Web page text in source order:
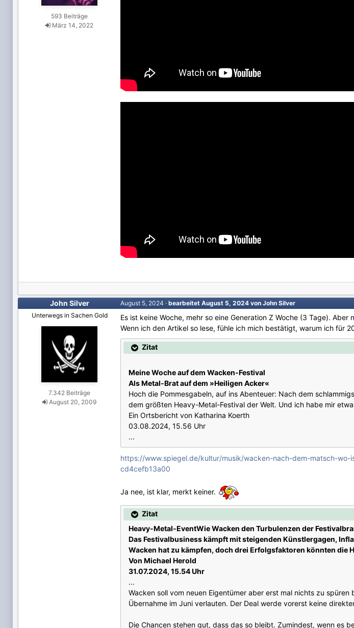
593 Beiträge
März 14, 2022
John Silver
Unterwegs in Sachen Gold
7.342 Beiträge
August 20, 2009
August 5, 2024 · bearbeitet August 5, 2024 von John Silver
Es ist keine Woche, mehr so eine Generation Z Woche (3 Tage).
Wenn ich den Artikel so lese, fühle ich mich bestätigt, warum ich für
Zitat
Meine Woche auf dem Wacken-Festival
Als Metal-Brat auf dem »Heiligen Acker«
Hoch die Pommesgabeln, auf ins Abenteuer: Nach dem
dem größten Heavy-Metal-Festival der Welt. Und ich habe mir
Ein Ortsbericht von Katharina Koerth
03.08.2024, 15.56 Uhr
...
https://www.spiegel.de/kultur/musik/wacken-nach-dem-matsch-
cd4cefb13a00
Ja nee, ist klar, merkt keiner.
Zitat
Heavy-Metal-EventWie Wacken den Turbulenzen der
Das Festivalbusiness kämpft mit steigenden Künstlergagen,
Wacken hat zu kämpfen, doch drei Erfolgsfaktoren könnten die
Von Michael Herold
31.07.2024, 15.54 Uhr
...
Wacken soll vom neuen Eigentümer aber erst mal nichts zu
Übernahme im Juni verlauten. Der Deal werde vorerst keine
Die Chancen stehen gut, dass das so bleibt. Zumindest, wenn es